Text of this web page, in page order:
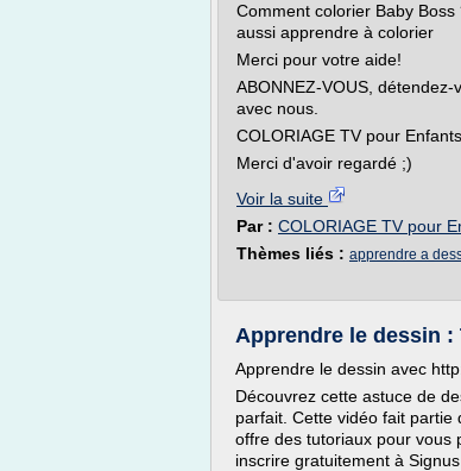
Comment colorier Baby
aussi apprendre à colorier
Merci pour votre aide!
ABONNEZ-VOUS,
avec nous.
COLORIAGE TV pour
Merci d'avoir regardé ;)
Voir la suite
Par : COLORIAGE TV pour
Thèmes liés : apprendre a
Apprendre le dessin :
Apprendre le dessin avec
Découvrez cette astuce de
parfait. Cette vidéo fait partie
offre des tutoriaux pour vous
inscrire gratuitement à